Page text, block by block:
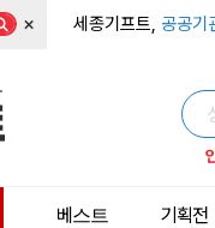
× 세종기프트, 공공기
베스트
기획전